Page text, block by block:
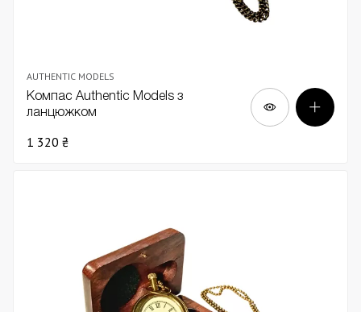
AUTHENTIC MODELS
Компас Authentic Models з
ланцюжком
1 320 ₴